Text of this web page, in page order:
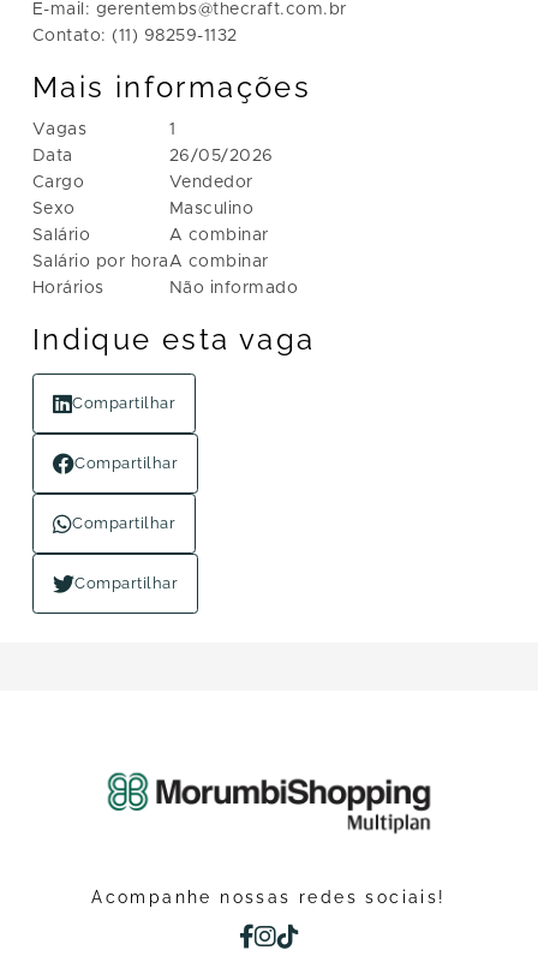
E-mail: gerentembs@thecraft.com.br
Contato: (11) 98259-1132
Mais informações
Vagas
Data
Cargo
Sexo
Salário
Salário por hora
Horários
1
26/05/2026
Vendedor
Masculino
A combinar
A combinar
Não informado
Indique esta vaga
Compartilhar
Compartilhar
Compartilhar
Compartilhar
Acompanhe nossas redes sociais!